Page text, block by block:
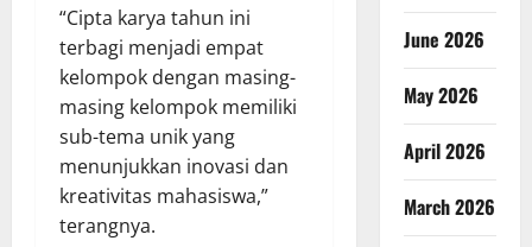
“Cipta karya tahun ini
terbagi menjadi empat
kelompok dengan masing-
masing kelompok memiliki
sub-tema unik yang
menunjukkan inovasi dan
kreativitas mahasiswa,”
terangnya.
June 2026
May 2026
April 2026
March 2026